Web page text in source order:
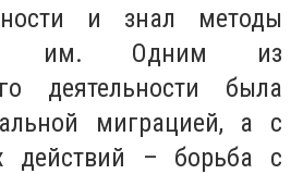
и знал методы
им. Одним из
деятельности была
миграцией, а с
действий – борьба с